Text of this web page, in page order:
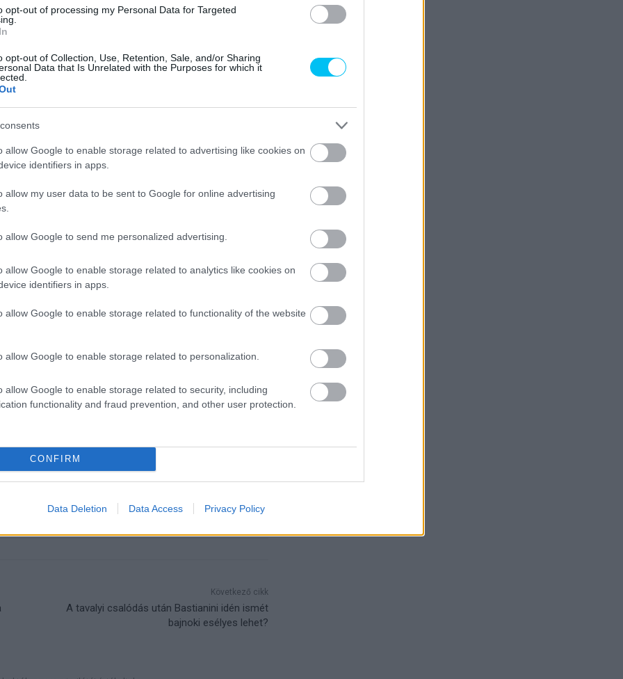
opt-out of processing my Personal Data for Targeted
opt-out of Collection, Use, Retention, Sale, and/or Sharing
Data that Is Unrelated with the Purposes for which it
allow Google to enable storage related to advertising like cookies on
identifiers in apps.
allow my user data to be sent to Google for online advertising
allow Google to send me personalized advertising.
allow Google to enable storage related to analytics like cookies on
identifiers in apps.
allow Google to enable storage related to functionality of the website
allow Google to enable storage related to personalization.
allow Google to enable storage related to security, including
functionality and fraud prevention, and other user protection.
CONFIRM
Data Deletion Data Access Privacy Policy
Ehhez képest a Gresini teljesen más, sokkal
hogy bizonyos területeken nem lehetnek
az 59-szeres MotoGP-futamgyőztes, majd
egy családias alakulat olasz kultúrával. Teljesen
Ha az ember a csúcson akar küzdeni,
teszt, hiszen az első napon technikai
magát az eredményjelzőn, és az élen
lemaradva hatodikként zárt. Ez a három nap
de Jorge Martín még mindig úgy véli, hogy
futamgyőzelemért.
MotoGP
Következő cikk
A tavalyi csalódás után Bastianini idén ismét
bajnoki esélyes lehet?